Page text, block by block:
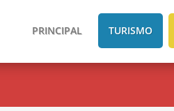
PRINCIPAL TURISMO